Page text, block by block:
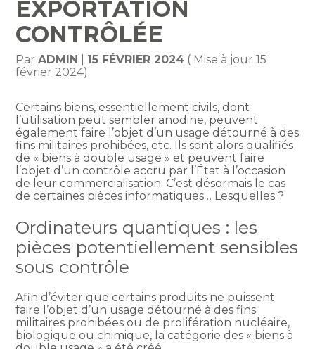
EXPORTATION
CONTRÔLÉE
ParADMIN 15 FÉVRIER 2024 ( Mise à jour 15
février 2024)
Certains biens, essentiellement civils, dont
l’utilisation peut sembler anodine, peuvent
également faire l’objet d’un usage détourné à des
fins militaires prohibées, etc. Ils sont alors qualifiés
de « biens à double usage » et peuvent faire
l’objet d’un contrôle accru par l’État à l’occasion
de leur commercialisation. C’est désormais le cas
de certaines pièces informatiques… Lesquelles ?
Ordinateurs quantiques : les
pièces potentiellement sensibles
sous contrôle
Afin d’éviter que certains produits ne puissent
faire l’objet d’un usage détourné à des fins
militaires prohibées ou de prolifération nucléaire,
biologique ou chimique, la catégorie des « biens à